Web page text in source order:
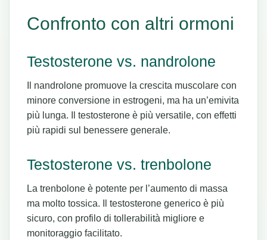
Confronto con altri ormoni
Testosterone vs. nandrolone
Il nandrolone promuove la crescita muscolare con
minore conversione in estrogeni, ma ha un’emivita
più lunga. Il testosterone è più versatile, con effetti
più rapidi sul benessere generale.
Testosterone vs. trenbolone
La trenbolone è potente per l’aumento di massa
ma molto tossica. Il testosterone generico è più
sicuro, con profilo di tollerabilità migliore e
monitoraggio facilitato.